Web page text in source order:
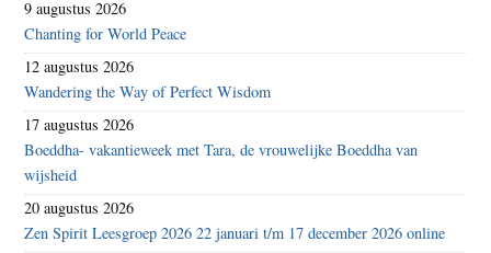
9 augustus 2026
Chanting for World Peace
12 augustus 2026
Wandering the Way of Perfect Wisdom
17 augustus 2026
Boeddha- vakantieweek met Tara, de vrouwelijke Boeddha van
wijsheid
20 augustus 2026
Zen Spirit Leesgroep 2026 22 januari t/m 17 december 2026 online